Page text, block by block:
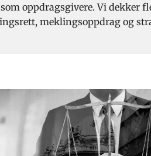
oppdragsgivere. Vi dekker
meklingsoppdrag og